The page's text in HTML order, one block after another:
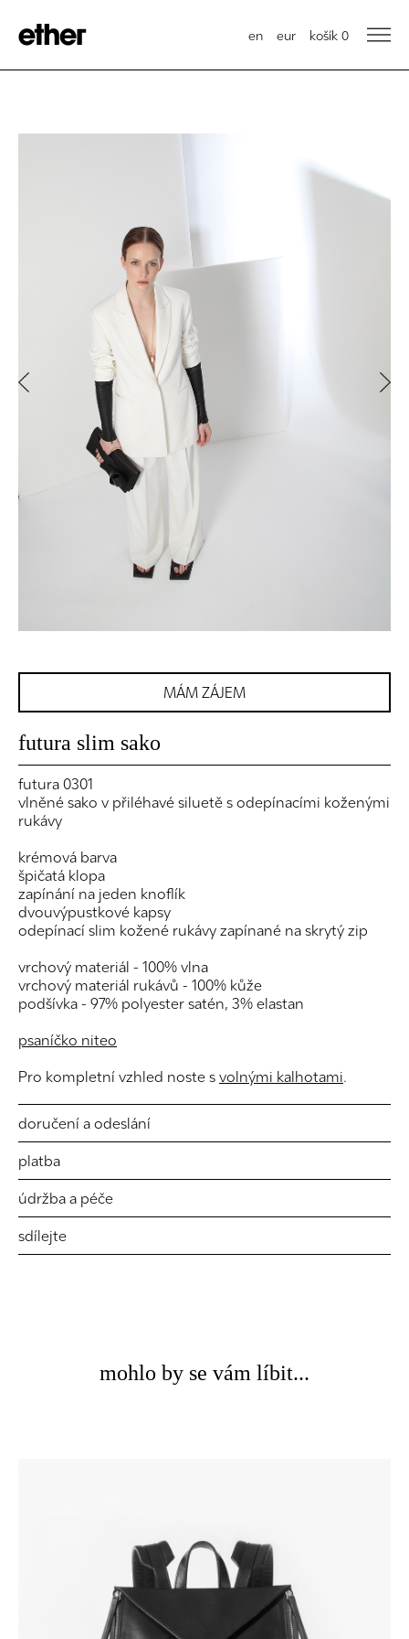
en eur košík 0
Previous
MÁM ZÁJEM
futura slim sako
futura 0301
vlněné sako v přiléhavé siluetě s odepínacími koženými
rukávy
krémová barva
špičatá klopa
zapínání na jeden knoflík
dvouvýpustkové kapsy
odepínací slim kožené rukávy zapínané na skrytý zip
vrchový materiál - 100% vlna
vrchový materiál rukávů - 100% kůže
podšívka - 97% polyester satén, 3% elastan
psaníčko niteo
Pro kompletní vzhled noste s volnými kalhotami.
doručení a odeslání
platba
údržba a péče
sdílejte
mohlo by se vám líbit...